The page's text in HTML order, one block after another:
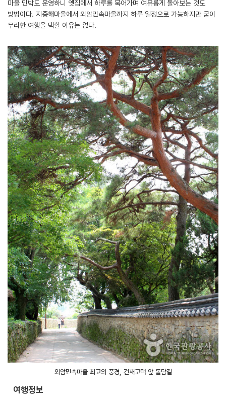
마을 민박도 운영하니 옛집에서 하루를 묵어가며 여유롭게 돌아보는 것도
방법이다. 지중해마을에서 외암민속마을까지 하루 일정으로 가능하지만 굳이
무리한 여행을 택할 이유는 없다.
외암민속마을 최고의 풍경, 건재고택 앞 돌담길
여행정보